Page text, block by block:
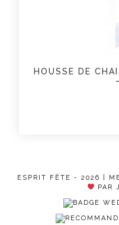
HOUSSE DE
ESPRIT FÊTE - 2026 |
PAR